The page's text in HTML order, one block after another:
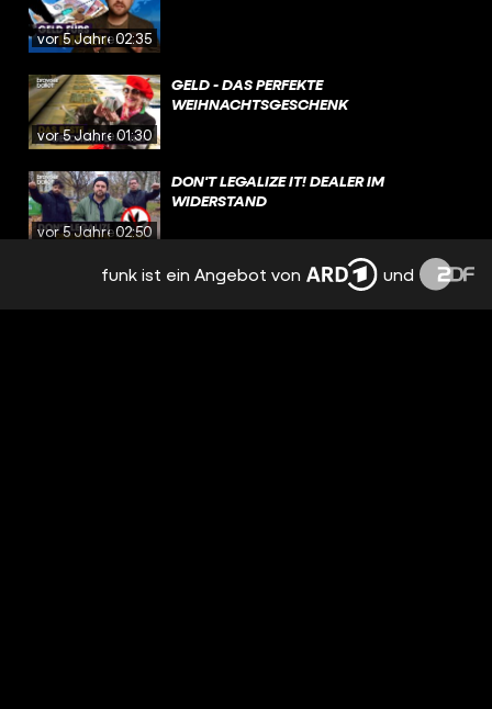
vor 5 Jahren02:35
vor 5 Jahren01:30
GELD - DAS PERFEKTE
WEIHNACHTSGESCHENK
vor 5 Jahren02:50
DON'T LEGALIZE IT! DEALER IM
WIDERSTAND
DER UNGEIMPFTENBETREUER
funk ist ein Angebot von und